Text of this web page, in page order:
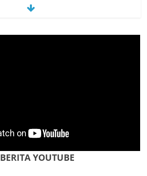
Besar Liga 4 Nasional
BERITA YOUTUBE